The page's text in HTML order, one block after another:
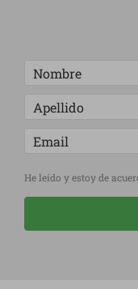
He leído y estoy de